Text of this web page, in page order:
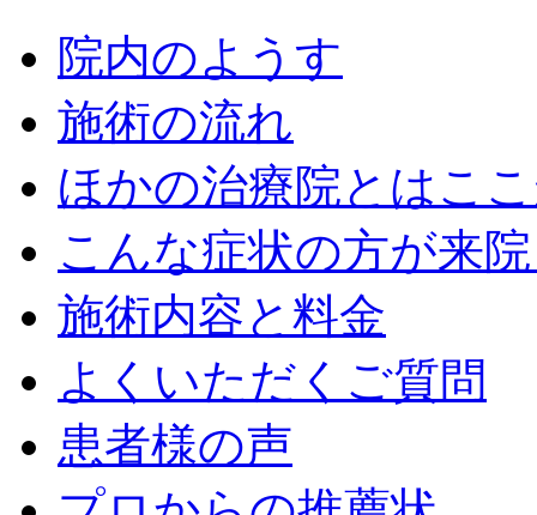
院内のようす
施術の流れ
ほかの治療院とはこ
こんな症状の方が来
施術内容と料金
よくいただくご質問
患者様の声